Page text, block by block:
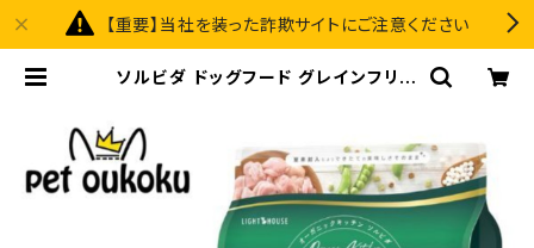
【重要】当社を装った詐欺サイトにご注意ください
ソルビダ ドッグフード グレインフリー